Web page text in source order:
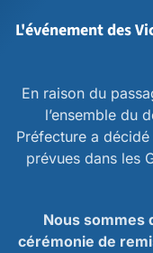
L'événement des
En raison du
l’ensemble du
Préfecture a
prévues dans les
Nous sommes
cérémonie de